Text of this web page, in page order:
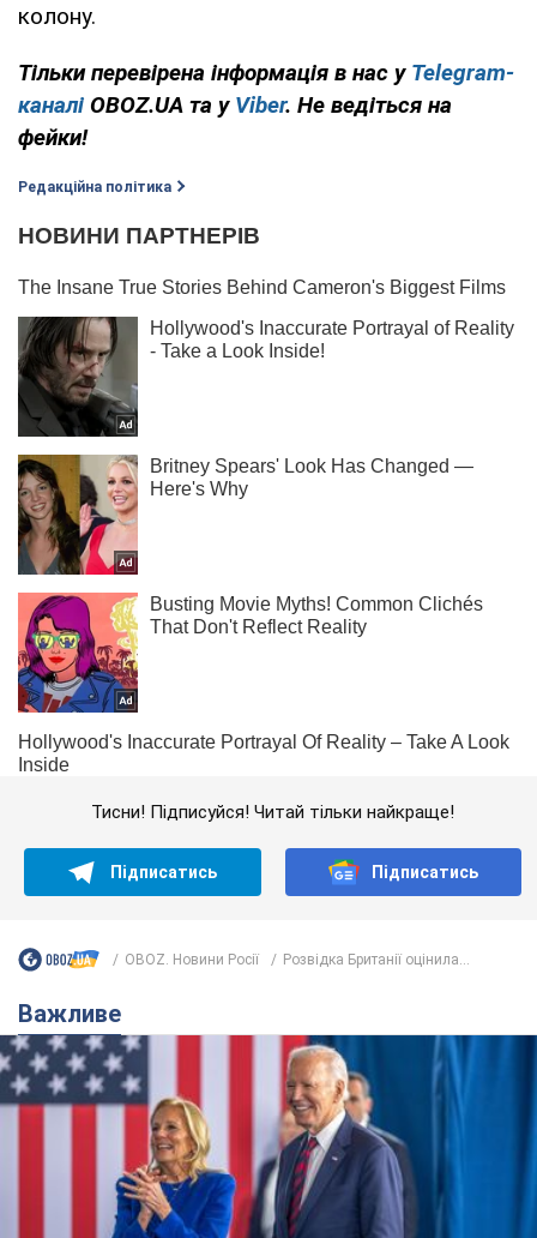
колону.
Тільки перевірена інформація в нас у Telegram-
каналі OBOZ.UA та у Viber. Не ведіться на
фейки!
Редакційна політика
Тисни! Підписуйся! Читай тільки найкраще!
Підписатись Підписатись
OBOZ. Новини Росії Розвідка Британії оцінила...
Важливе